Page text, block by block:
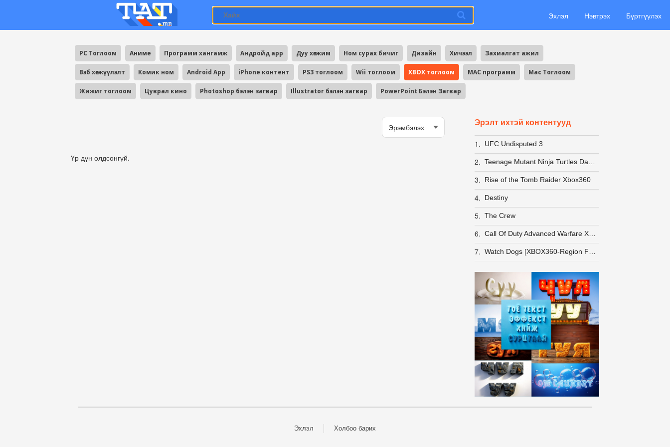
Эхлэл Нэвтрэх Бүртгүүлэх
PC Тоглоом Аниме Программ хангамж Андройд app Дуу хөгжим Ном сурах бичиг Дизайн Хичээл Захиалгат ажил
Вэб хөгжүүлэлт Комик ном Android App iPhone контент PS3 тоглоом Wii тоглоом XBOX тоглоом MAC программ Mac Тоглоом
Жижиг тоглоом Цуврал кино Photoshop бэлэн загвар Illustrator бэлэн загвар PowerPoint Бэлэн Загвар
Үр дүн олдсонгүй.
Эрэлт ихтэй контентууд
1. UFC Undisputed 3
2.
3. Rise of the Tomb Raider Xbox360
4. Destiny
5. The Crew
6.
7.
Эхлэл Холбоо барих